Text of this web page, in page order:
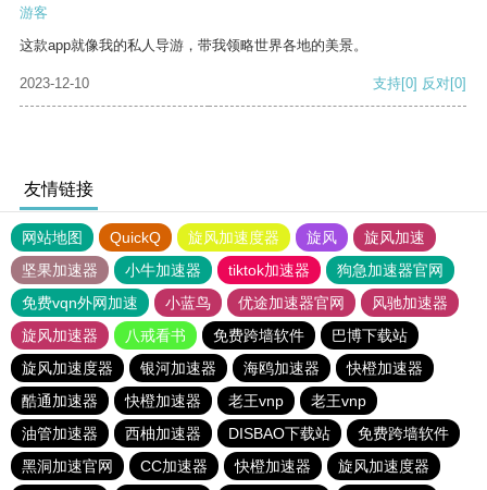
游客
这款app就像我的私人导游，带我领略世界各地的美景。
2023-12-10 支持[0] 反对[0]
友情链接
网站地图 QuickQ 旋风加速度器 旋风
旋风加速
坚果加速器
小牛加速器 tiktok加速器
狗急加速器官网
免费vqn外网加速
小蓝鸟 优途加速器官网
风驰加速器
旋风加速器
八戒看书 免费跨墙软件
巴博下载站
旋风加速度器
银河加速器 海鸥加速器
快橙加速器
酷通加速器
快橙加速器 老王vnp
老王vnp
油管加速器
西柚加速器 DISBAO下载站
免费跨墙软件
黑洞加速官网
CC加速器 快橙加速器 旋风加速度器